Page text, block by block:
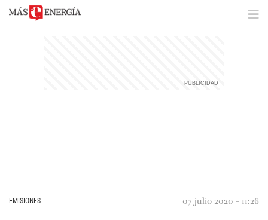
EMISIONES 07 julio 2020 - 11:26